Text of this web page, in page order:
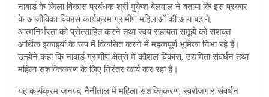
नाबार्ड के जिला विकास प्रबंधक श्री मुकेश बेलवाल ने बताया कि इस प्रकार
के आजीविका विकास कार्यक्रम ग्रामीण महिलाओं की आय बढ़ाने,
आत्मनिर्भरता को प्रोत्साहित करने तथा स्वयं सहायता समूहों को सशक्त
आर्थिक इकाइयों के रूप में विकसित करने में महत्वपूर्ण भूमिका निभा रहे हैं।
उन्होंने कहा कि नाबार्ड ग्रामीण क्षेत्रों में कौशल विकास, उद्यमिता संवर्धन तथा
महिला सशक्तिकरण के लिए निरंतर कार्य कर रहा है।
यह कार्यक्रम जनपद नैनीताल में महिला सशक्तिकरण, स्वरोजगार संवर्धन